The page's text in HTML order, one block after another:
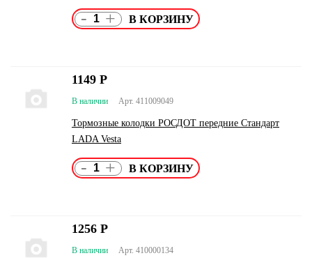
- +
Арт. 411009049
В наличии
Тормозные колодки РОСДОТ передние Стандарт
LADA Vesta
1149 Р
- +
Арт. 410000134
В наличии
1256 Р